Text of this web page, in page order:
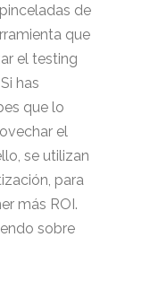
de
que
el testing
has
que lo
el
se utilizan
para
más ROI.
sobre